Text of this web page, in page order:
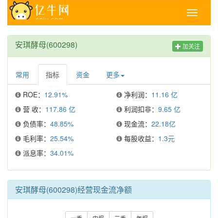
Toggle
安琪酵母(600298) 加关注
常用 指标 资金 更多
ROE： 12.91% 净利润： 11.16 亿
营 收： 117.86 亿 利润扣非： 9.65 亿
负债率： 48.85% 现金流： 22.18亿
毛利率： 25.54% 每股收益： 1.3元
派息率： 34.01%
安琪酵母(600298)经营现金流净额